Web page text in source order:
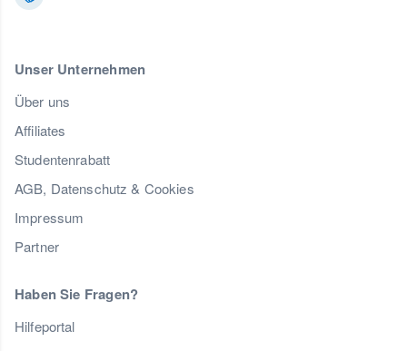
Unser Unternehmen
Über uns
Affiliates
Studentenrabatt
AGB, Datenschutz & Cookies
Impressum
Partner
Haben Sie Fragen?
Hilfeportal